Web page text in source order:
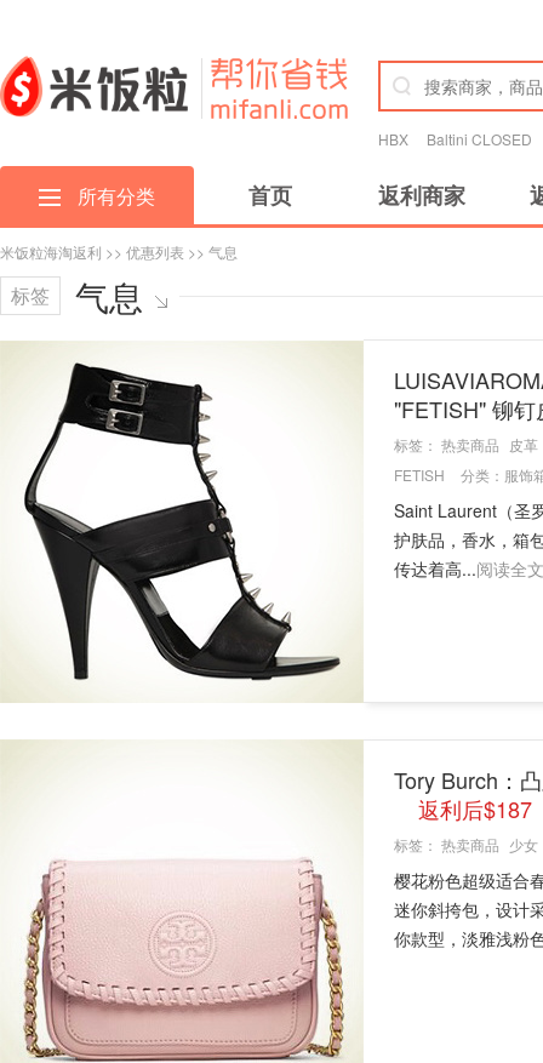
HBX Baltini CLOSED
所有分类 首页 返利商家
米饭粒海淘返利 >> 优惠列表 >> 气息
标签 气息
"FETISH" 铆
标签： 热卖商品
皮革
FETISH
分类： 服饰
Saint Laurent（圣
护肤品，香水，箱
传达着高...阅读全文
Tory Burch：
返利后$187
标签： 热卖商品 少女
樱花粉色超级适合
迷你斜挎包，设计
你款型，淡雅浅粉